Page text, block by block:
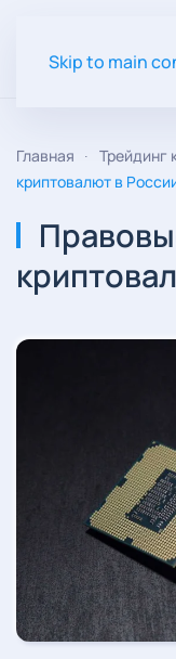
Skip to main
Главная Трейдинг
криптовалют в